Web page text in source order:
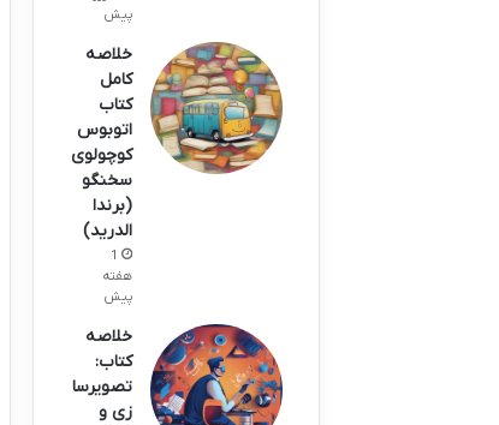
پیش
خلاصه
کامل
کتاب
اتوبوس
کوچولوی
سخنگو
(برندا
الدرید)
1
هفته
پیش
خلاصه
کتاب:
تصویرسا
زی و